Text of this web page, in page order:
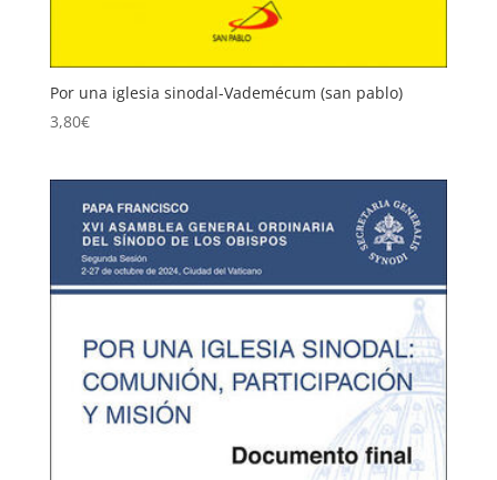
Por una iglesia sinodal-Vademécum (san pablo)
3,80€